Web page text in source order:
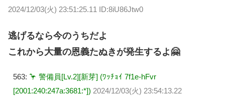
2024/12/03(火) 23:51:25.11 ID:8iU86Jtw0
逃げるなら今のうちだよ
これから大量の恩義たぬきが発生するよ🤗
563: 🦩 警備員[Lv.2][新芽] (ﾜｯﾁｮｲ 7f1e-hFvr
[2001:240:247a:3681:*]) 2024/12/03(火) 23:54:13.22